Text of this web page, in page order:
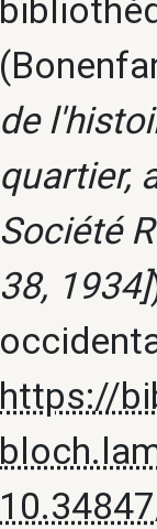
de
quartier,
Société
38, 1934]
https://